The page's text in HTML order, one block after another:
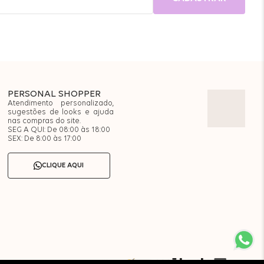
PERSONAL SHOPPER
Atendimento personalizado,
sugestões de looks e ajuda
nas compras do site.
SEG A QUI: De 08:00 às 18:00
SEX: De 8:00 às 17:00
CLIQUE AQUI